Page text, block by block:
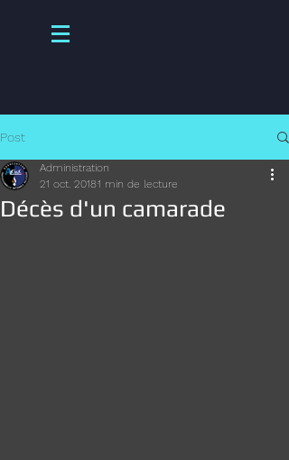
Post
Décès d'un camarade
Administration
21 oct. 20181 min de lecture